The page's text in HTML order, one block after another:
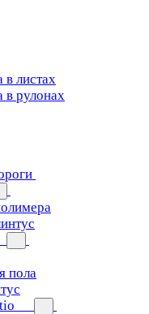
в листах
в рулонах
пола